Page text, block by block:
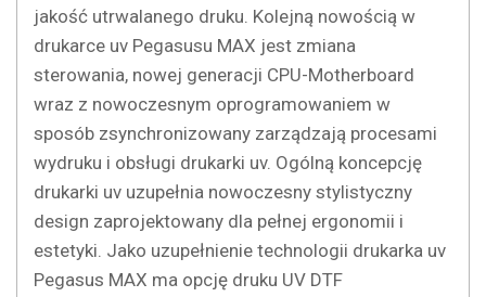
jakość utrwalanego druku. Kolejną nowością w
drukarce uv Pegasusu MAX jest zmiana
sterowania, nowej generacji CPU-Motherboard
wraz z nowoczesnym oprogramowaniem w
sposób zsynchronizowany zarządzają procesami
wydruku i obsługi drukarki uv. Ogólną koncepcję
drukarki uv uzupełnia nowoczesny stylistyczny
design zaprojektowany dla pełnej ergonomii i
estetyki. Jako uzupełnienie technologii drukarka uv
Pegasus MAX ma opcję druku UV DTF